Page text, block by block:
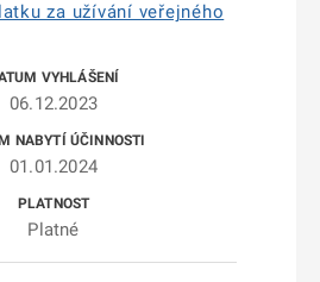
za užívání veřejného
06.12.2023
01.01.2024
Platné